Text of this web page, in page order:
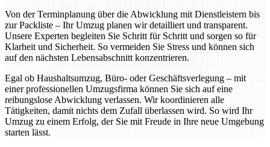
Von der Terminplanung über die Abwicklung mit Dienstleistern bis
zur Packliste – Ihr Umzug planen wir detailliert und transparent.
Unsere Experten begleiten Sie Schritt für Schritt und sorgen so für
Klarheit und Sicherheit. So vermeiden Sie Stress und können sich
auf den nächsten Lebensabschnitt konzentrieren.
Egal ob Haushaltsumzug, Büro- oder Geschäftsverlegung – mit
einer professionellen Umzugsfirma können Sie sich auf eine
reibungslose Abwicklung verlassen. Wir koordinieren alle
Tätigkeiten, damit nichts dem Zufall überlassen wird. So wird Ihr
Umzug zu einem Erfolg, der Sie mit Freude in Ihre neue Umgebung
starten lässt.